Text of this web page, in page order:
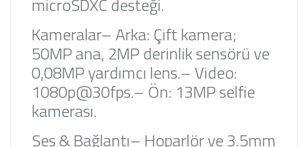
microSDXC desteği.
Kameralar– Arka: Çift kamera;
50MP ana, 2MP derinlik sensörü ve
0,08MP yardımcı lens.– Video:
1080p@30fps.– Ön: 13MP selfie
kamerası.
Ses & Bağlantı– Hoparlör ve 3.5mm